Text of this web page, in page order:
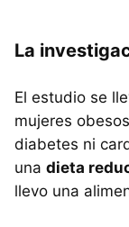
La
El estudio se
mujeres
diabetes ni
una dieta
llevo una